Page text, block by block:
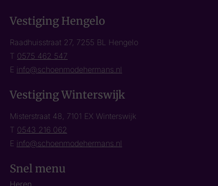
Vestiging Hengelo
Raadhuisstraat 27, 7255 BL Hengelo
T 0575 462 547
E info@schoenmodehermans.nl
Vestiging Winterswijk
Misterstraat 48, 7101 EX Winterswijk
T 0543 216 062
E info@schoenmodehermans.nl
Snel menu